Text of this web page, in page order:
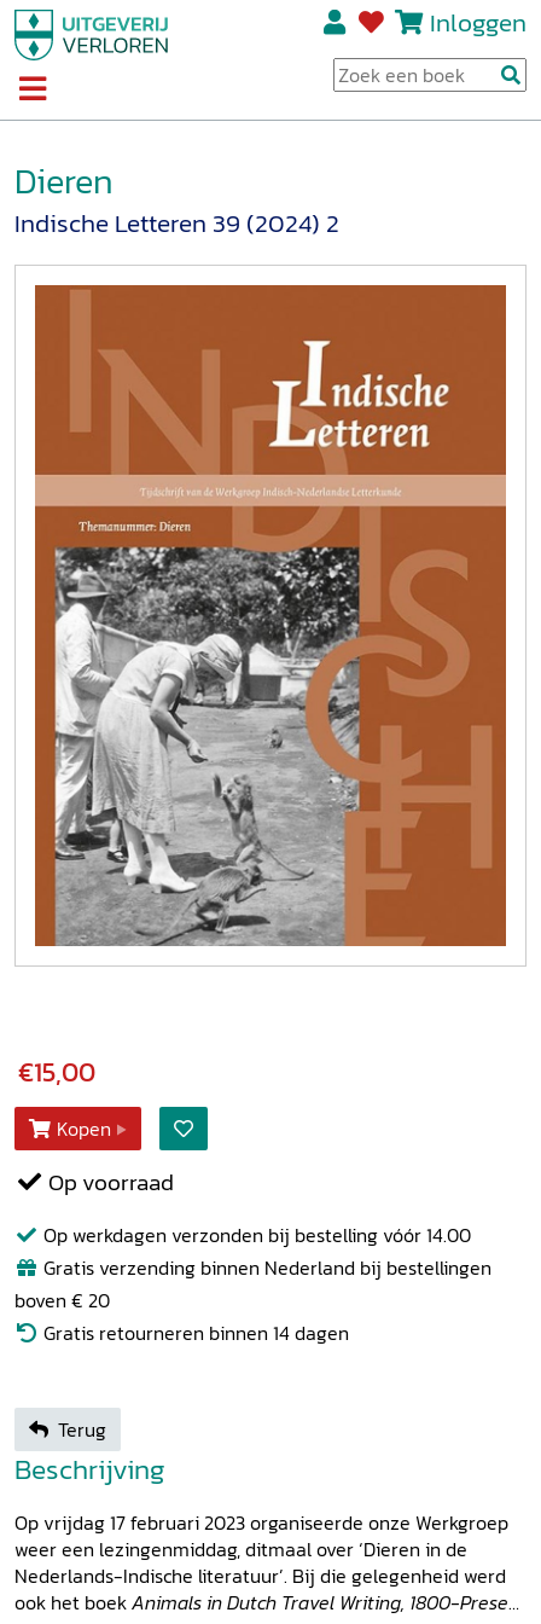
Inloggen
Dieren
Indische Letteren 39 (2024) 2
€15,00
Kopen
Op voorraad
Op werkdagen verzonden bij bestelling vóór 14.00
Gratis verzending binnen Nederland bij bestellingen
boven € 20
Gratis retourneren binnen 14 dagen
Terug
Beschrijving
Op vrijdag 17 februari 2023 organiseerde onze Werkgroep
weer een lezingenmiddag, ditmaal over ‘Dieren in de
Nederlands-Indische literatuur’. Bij die gelegenheid werd
ook het boekAnimals in Dutch Travel Writing, 1800-Present